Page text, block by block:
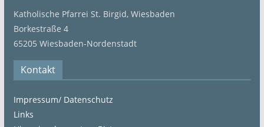
Katholische Pfarrei St. Birgid, Wiesbaden
Borkestraße 4
65205 Wiesbaden-Nordenstadt
Kontakt
Impressum/ Datenschutz
Links